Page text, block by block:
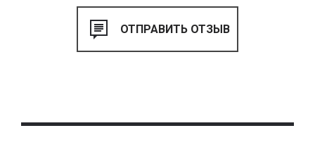
Если Вы до конца не определились с выбором
декоративной отделки – рекомендуем посетить наш шоу-